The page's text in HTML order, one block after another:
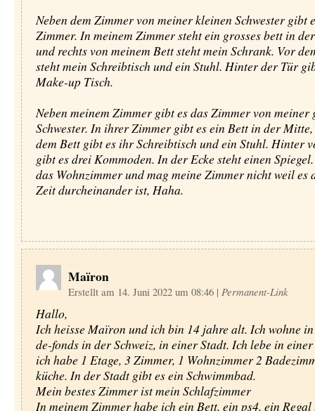
Neben dem Zimmer von meiner kleinen Schwester gibt
Zimmer. In meinem Zimmer steht ein grosses bett in
und rechts von meinem Bett steht mein Schrank. Vor
steht mein Schreibtisch und ein Stuhl. Hinter der Tür
Make-up Tisch.
Neben meinem Zimmer gibt es das Zimmer von meiner
Schwester. In ihrer Zimmer gibt es ein Bett in der
dem Bett gibt es ihr Schreibtisch und ein Stuhl. Hinter
gibt es drei Kommoden. In der Ecke steht einen
das Wohnzimmer und mag meine Zimmer nicht weil es
Zeit durcheinander ist, Haha.
Maïron
Erstellt am 14. Juni 2022 um 08:46 | Permanent-Link
Hallo,
Ich heisse Maïron und ich bin 14 jahre alt. Ich wohne
de-fonds in der Schweiz, in einer Stadt. Ich lebe in
ich habe 1 Etage, 3 Zimmer, 1 Wohnzimmer 2
küche. In der Stadt gibt es ein Schwimmbad.
Mein bestes Zimmer ist mein Schlafzimmer
In meinem Zimmer habe ich ein Bett, ein ps4, ein Regal